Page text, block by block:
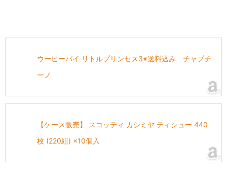
ウーピーパイ リトルプリンセス3※送料込み チャプチ
ーノ
【ケース販売】 スコッティ カシミヤ ティシュー 440
枚 (220組) ×10個入